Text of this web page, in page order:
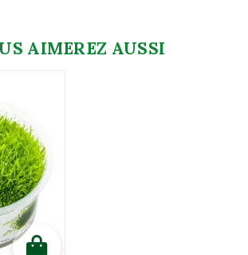
AIMEREZ AUSSI